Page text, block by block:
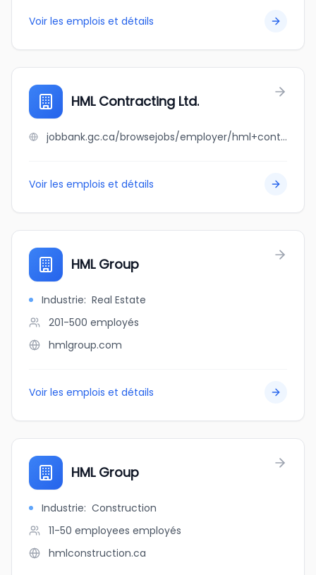
Voir les emplois et détails
HML Contracting Ltd.
jobbank.gc.ca/browsejobs/employer/hml+contracting+ltd./ca
Voir les emplois et détails
HML Group
Industrie: Real Estate
201-500 employés
hmlgroup.com
Voir les emplois et détails
HML Group
Industrie: Construction
11-50 employees employés
hmlconstruction.ca